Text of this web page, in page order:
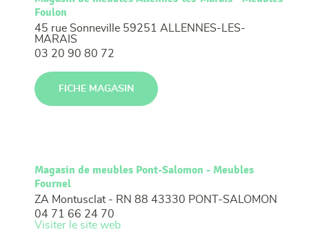
Foulon
45 rue Sonneville 59251 ALLENNES-LES-
MARAIS
03 20 90 80 72
FICHE MAGASIN
Magasin de meubles Pont-Salomon - Meubles
Fournel
ZA Montusclat - RN 88 43330 PONT-SALOMON
04 71 66 24 70
Visiter le site web